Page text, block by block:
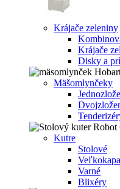
Krájače zeleniny
Krájače
Disky a
Mäšomlynčeky
Kutre
Stolové
Varné
Blixéry